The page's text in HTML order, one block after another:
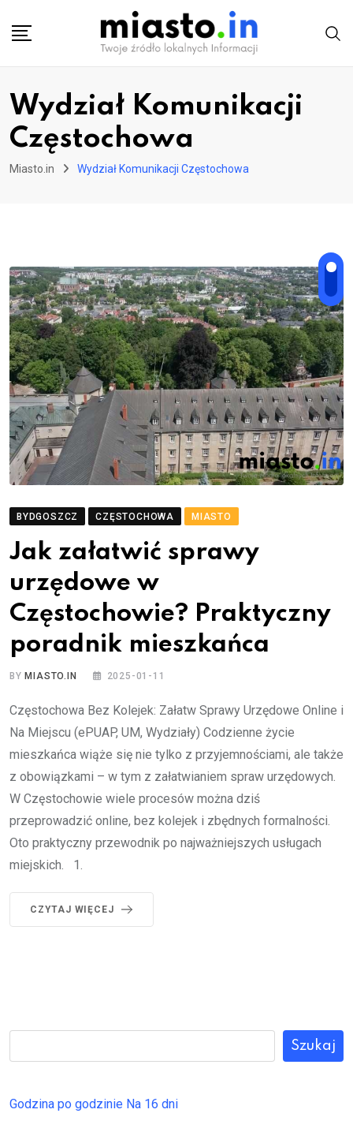
Wydział Komunikacji
Częstochowa
Miasto.in Wydział Komunikacji Częstochowa
BYDGOSZCZ CZĘSTOCHOWA MIASTO
Jak załatwić sprawy
urzędowe w
Częstochowie? Praktyczny
poradnik mieszkańca
BYMIASTO.IN 2025-01-11
Częstochowa Bez Kolejek: Załatw Sprawy Urzędowe Online i
Na Miejscu (ePUAP, UM, Wydziały) Codzienne życie
mieszkańca wiąże się nie tylko z przyjemnościami, ale także
z obowiązkami – w tym z załatwianiem spraw urzędowych.
W Częstochowie wiele procesów można dziś
przeprowadzić online, bez kolejek i zbędnych formalności.
Oto praktyczny przewodnik po najważniejszych usługach
miejskich. 1.
CZYTAJ WIĘCEJ
Szukaj
Godzina po godzinie Na 16 dni